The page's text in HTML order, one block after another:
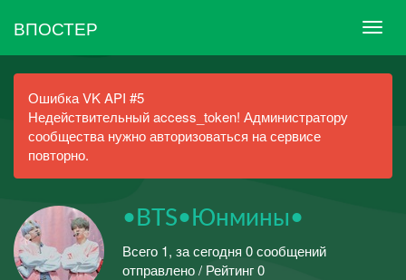
ВПОСТЕР
Ошибка VK API #5
Недействительный access_token! Администратору
сообщества нужно авторизоваться на сервисе
повторно.
•BTS•Юнмины•
Всего 1, за сегодня 0 сообщений
отправлено / Рейтинг 0